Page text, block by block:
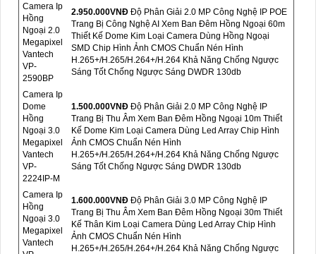
Camera Ip
Hồng
Ngoại 2.0
Megapixel
Vantech
VP-
2590BP
2.950.000VNÐ Độ Phân Giải 2.0 MP Công Nghệ IP POE
Trang Bị Công Nghệ AI Xem Ban Đêm Hồng Ngoại 60m
Thiết Kế Dome Kim Loại Camera Dùng Hồng Ngoại
SMD Chip Hình Ảnh CMOS Chuẩn Nén Hình
H.265+/H.265/H.264+/H.264 Khả Năng Chống Ngược
Sáng Tốt Chống Ngược Sáng DWDR 130db
Camera Ip
Dome
Hồng
Ngoại 3.0
Megapixel
Vantech
VP-
2224IP-M
1.500.000VNÐ Độ Phân Giải 2.0 MP Công Nghệ IP
Trang Bị Thu Âm Xem Ban Đêm Hồng Ngoại 10m Thiết
Kế Dome Kim Loại Camera Dùng Led Array Chip Hình
Ảnh CMOS Chuẩn Nén Hình
H.265+/H.265/H.264+/H.264 Khả Năng Chống Ngược
Sáng Tốt Chống Ngược Sáng DWDR 130db
Camera Ip
Hồng
Ngoại 3.0
Megapixel
Vantech
1.600.000VNÐ Độ Phân Giải 3.0 MP Công Nghệ IP
Trang Bị Thu Âm Xem Ban Đêm Hồng Ngoại 30m Thiết
Kế Thân Kim Loại Camera Dùng Led Array Chip Hình
Ảnh CMOS Chuẩn Nén Hình
H.265+/H.265/H.264+/H.264 Khả Năng Chống Ngược